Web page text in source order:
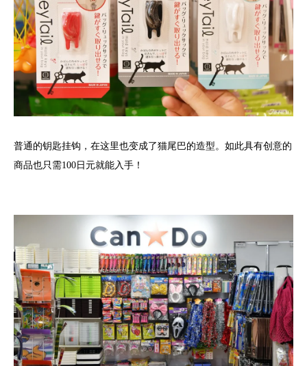
普通的钥匙挂钩，在这里也变成了猫尾巴的造型。如此具有创意的
商品也只需100日元就能入手！